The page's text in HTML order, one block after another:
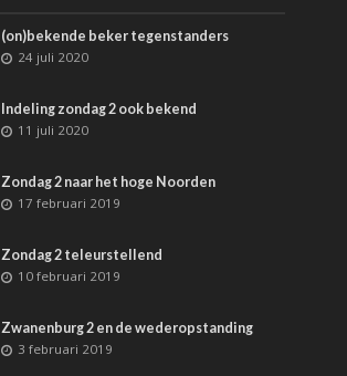
(on)bekende beker tegenstanders
24 juli 2020
Indeling zondag 2 ook bekend
11 juli 2020
Zondag 2 naar het hoge Noorden
17 februari 2019
Zondag 2 teleurstellend
10 februari 2019
Zwanenburg 2 en de wederopstanding
3 februari 2019